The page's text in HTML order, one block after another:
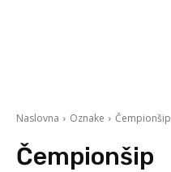
Naslovna Oznake Čempionšip
Čempionšip